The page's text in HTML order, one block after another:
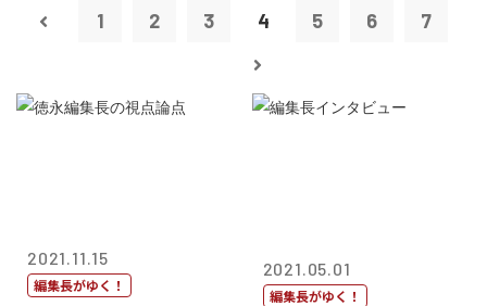
1 2 3 4 5 6 7
2021.11.15
編集長がゆく！
2021.05.01
編集長がゆく！